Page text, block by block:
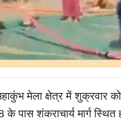
मेला क्षेत्र में
शंकराचार्य मार्ग स्थित